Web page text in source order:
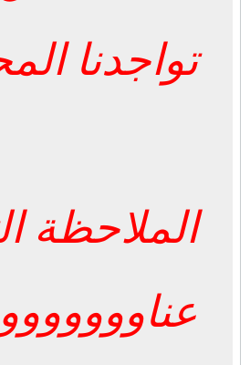
تواجدنا
الملاحظة